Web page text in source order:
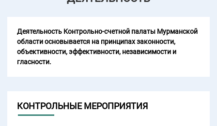
Деятельность Контрольно-счетной палаты Мурманской
области основывается на принципах законности,
объективности, эффективности, независимости и
гласности.
КОНТРОЛЬНЫЕ МЕРОПРИЯТИЯ